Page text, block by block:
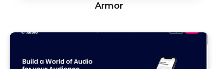
Armor